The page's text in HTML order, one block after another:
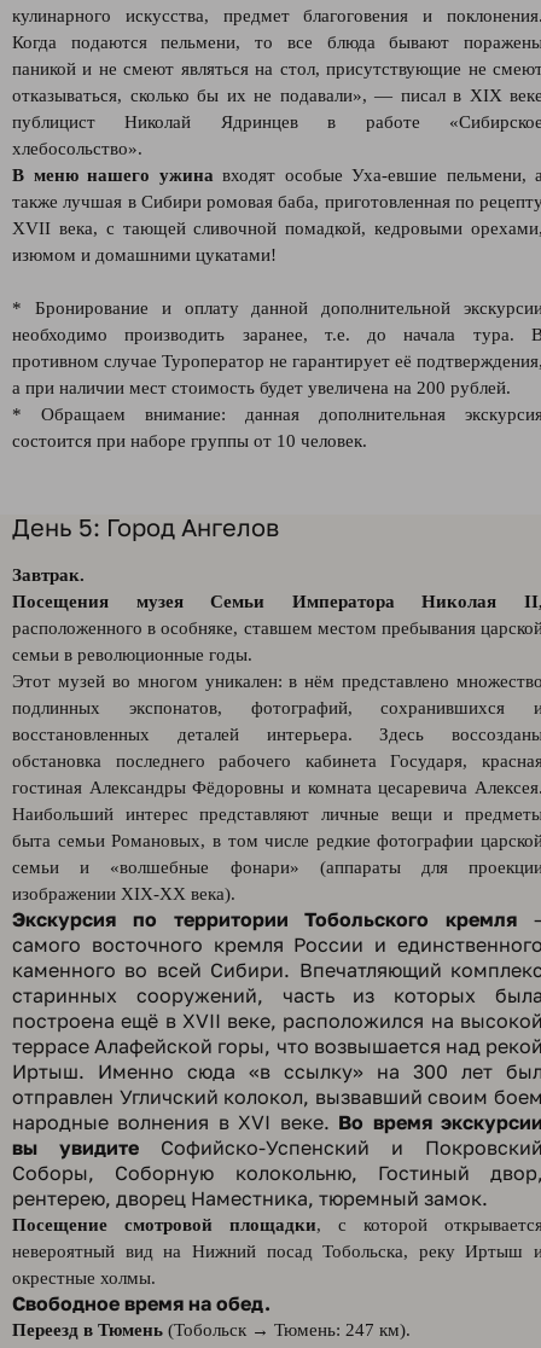
кулинарного искусства, предмет благоговения и
Когда подаются пельмени, то все блюда бывают
паникой и не смеют являться на стол, присутствующие не
отказываться, сколько бы их не подавали», — писал в XIX
публицист Николай Ядринцев в работе
хлебосольство».
В меню нашего ужина входят особые Уха-евшие пельмени,
также лучшая в Сибири ромовая баба, приготовленная по
XVII века, с тающей сливочной помадкой, кедровыми
изюмом и домашними цукатами!
* Бронирование и оплату данной дополнительной
необходимо производить заранее, т.е. до начала тура.
противном случае Туроператор не гарантирует её
а при наличии мест стоимость будет увеличена на 200 рублей.
* Обращаем внимание: данная дополнительная
состоится при наборе группы от 10 человек.
День 5: Город Ангелов
Завтрак.
Посещения музея Семьи Императора Николая
расположенного в особняке, ставшем местом пребывания
семьи в революционные годы.
Этот музей во многом уникален: в нём представлено
подлинных экспонатов, фотографий, сохранившихся
восстановленных деталей интерьера. Здесь
обстановка последнего рабочего кабинета Государя,
гостиная Александры Фёдоровны и комната цесаревича
Наибольший интерес представляют личные вещи и
быта семьи Романовых, в том числе редкие фотографии
семьи и «волшебные фонари» (аппараты для
изображении XIX-XX века).
Экскурсия по территории Тобольского кремля
самого восточного кремля России и
каменного во всей Сибири. Впечатляющий
старинных сооружений, часть из которых
построена ещё в XVII веке, расположился на
террасе Алафейской горы, что возвышается над
Иртыш. Именно сюда «в ссылку» на 300 лет
отправлен Угличский колокол, вызвавший своим
народные волнения в XVI веке. Во время
вы увидите Софийско-Успенский и
Соборы, Соборную колокольню, Гостиный
рентерею, дворец Наместника, тюремный замок.
Посещение смотровой площадки, с которой
невероятный вид на Нижний посад Тобольска, реку Иртыш
окрестные холмы.
Свободное время на обед.
Переезд в Тюмень (Тобольск → Тюмень: 247 км).